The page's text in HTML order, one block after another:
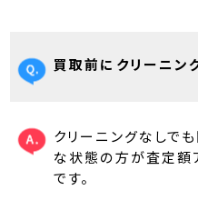
買取前にクリーニン
クリーニングなしで
な状態の方が査定額
です。